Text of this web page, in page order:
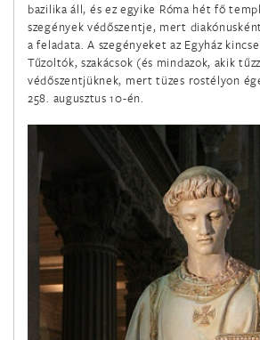
Boldog Batthyány-Strattmann László
január 22.
Szent Vince diakónus és vértanú
január 24.
Szalézi Szent Ferenc püspök és
január 25.
Szent Pál apostol megtérése
január 26.
Szent Timóteus püspök
január 26.
bazilika áll, és ez egyike Róma hét fő
szegények védőszentje, mert
a feladata. A szegényeket az Egyház
Tűzoltók, szakácsok (és mindazok, akik
védőszentjüknek, mert tüzes rostélyon
258. augusztus 10-én.